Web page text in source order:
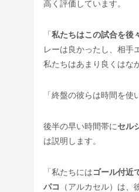
高く評価しています。
「 私たちはこの試合を後
レーは良かったし、相手
私たちはあまり良くはな
「終盤の彼らは時間を使
後半の早い時間帯にセル
は説明します。
「私たちにはゴール付近
パコ
（アルカセル）は